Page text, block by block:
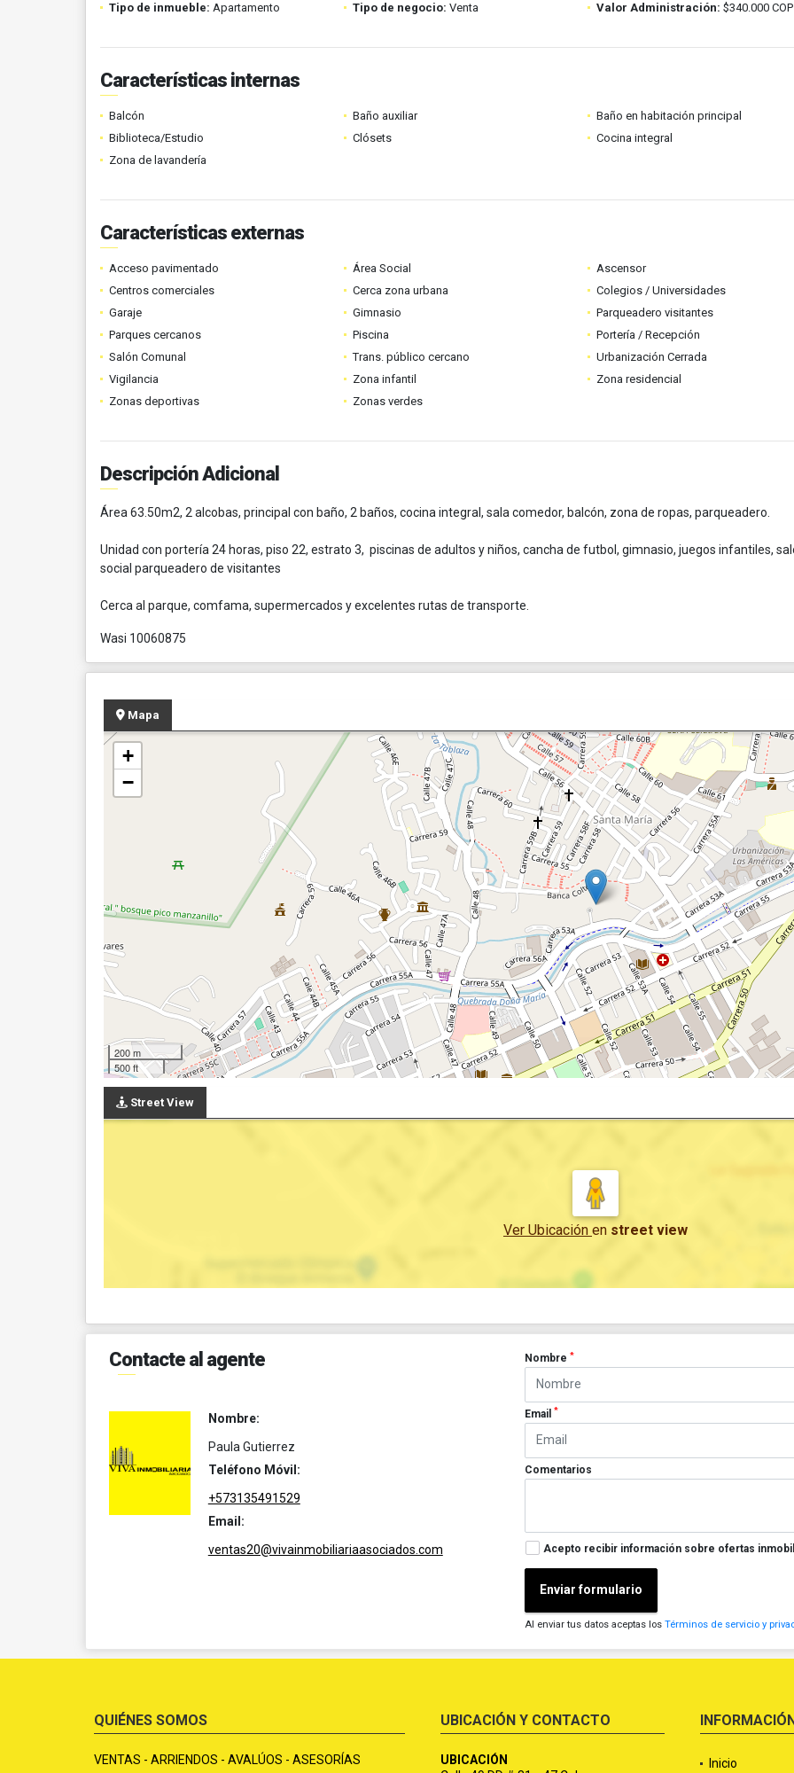
Tipo de inmueble: Apartamento Tipo de negocio: Venta Valor Administración: $340.000 COP
Características internas
Balcón Baño auxiliar
Baño en habitación principal
Biblioteca/Estudio
Clósets
Cocina integral
Zona de lavandería
Características externas
Acceso pavimentado Área Social
Ascensor
Centros comerciales
Cerca zona urbana
Colegios / Universidades
Garaje
Gimnasio
Parqueadero visitantes
Parques cercanos
Piscina
Portería / Recepción
Salón Comunal
Trans. público cercano
Urbanización Cerrada
Vigilancia
Zona infantil
Zona residencial
Zonas deportivas
Zonas verdes
Descripción Adicional
Área 63.50m2, 2 alcobas, principal con baño, 2 baños, cocina integral, sala comedor, balcón, zona de ropas, parqueadero.
Unidad con portería 24 horas, piso 22, estrato 3, piscinas de adultos y niños, cancha de futbol, gimnasio, juegos infantiles,
social parqueadero de visitantes
Cerca al parque, comfama, supermercados y excelentes rutas de transporte.
Wasi 10060875
Mapa
+
−
200 m
500 ft
Street View
Ver Ubicación en street view
Contacte al agente
Nombre:
Paula Gutierrez
Teléfono Móvil:
+573135491529
Email:
ventas20@vivainmobiliariaasociados.com
Nombre*
Email*
Comentarios
Acepto recibir información sobre ofertas
Enviar formulario
Al enviar tus datos aceptas losTérminos de servicio y
QUIÉNES SOMOS
VENTAS - ARRIENDOS - AVALÚOS - ASESORÍAS
UBICACIÓN Y CONTACTO
UBICACIÓN
Inicio